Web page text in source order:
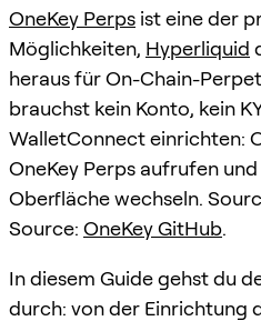
OneKey Perps ist eine der
Möglichkeiten, Hyperliquid
heraus für On-Chain-
brauchst kein Konto, kein
WalletConnect einrichten:
OneKey Perps aufrufen
Oberfläche wechseln.
Source: OneKey GitHub.
In diesem Guide gehst du
durch: von der Einrichtung